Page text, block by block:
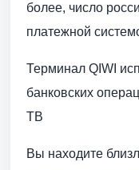
более, число
платежной
Терминал QIWI
банковских
ТВ
Вы находите